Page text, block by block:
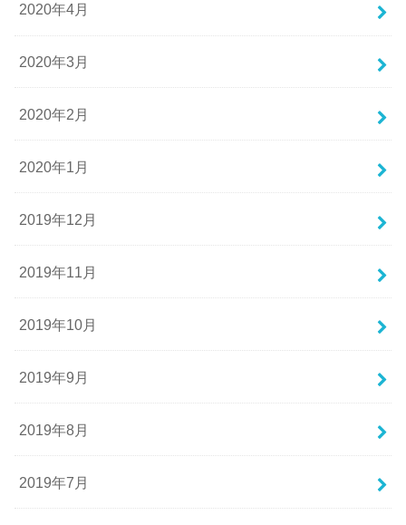
2020年4月
2020年3月
2020年2月
2020年1月
2019年12月
2019年11月
2019年10月
2019年9月
2019年8月
2019年7月